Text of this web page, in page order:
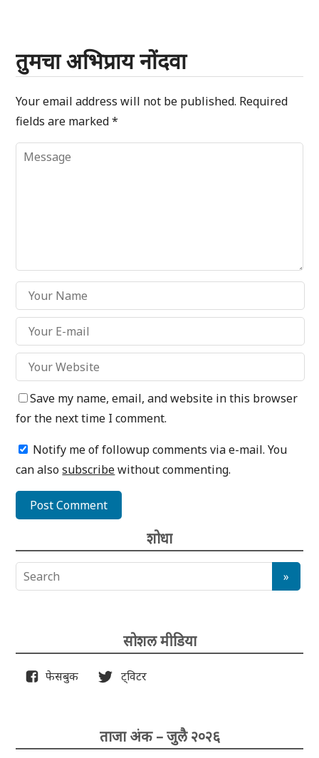
तुमचा अभिप्राय नोंदवा
Your email address will not be published. Required
fields are marked*
Save my name, email, and website in this browser
for the next time I comment.
Notify me of followup comments via e-mail. You
can alsosubscribewithout commenting.
शोधा
सोशल मीडिया
फेसबुक ट्विटर
ताजा अंक – जुलै २०२६